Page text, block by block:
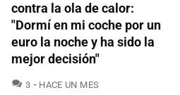
contra la ola de calor:
"Dormí en mi coche por un
euro la noche y ha sido la
mejor decisión"
3 COMENTARIOS
HACE UN MES